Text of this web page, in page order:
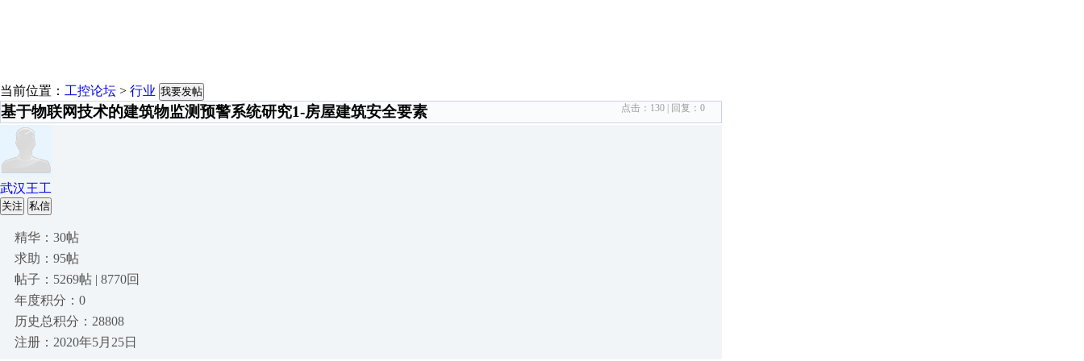
当前位置： 工控论坛 > 行业 我要发帖
基于物联网技术的建筑物监测预警系统研究1-房屋建筑安全要素 点击： 130 | 回复： 0
武汉王工
关注 私信
精华：30帖
求助：95帖
帖子：5269帖 | 8770回
年度积分：0
历史总积分：28808
注册：2020年5月25日